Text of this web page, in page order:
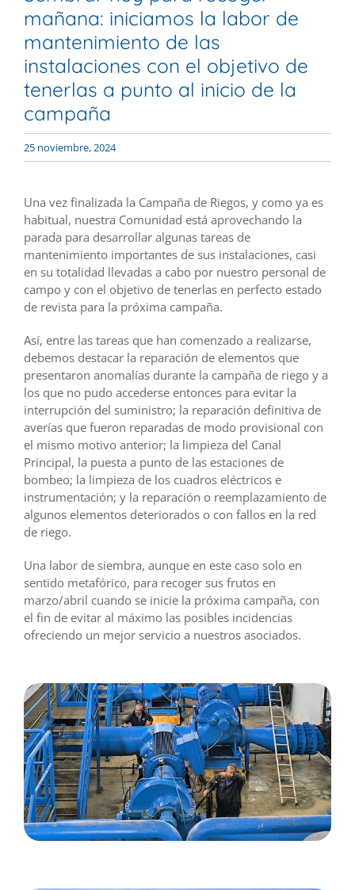
mañana: iniciamos la labor de
mantenimiento de las
instalaciones con el objetivo de
tenerlas a punto al inicio de la
campaña
25 noviembre, 2024
Una vez finalizada la Campaña de Riegos, y como ya es
habitual, nuestra Comunidad está aprovechando la
parada para desarrollar algunas tareas de
mantenimiento importantes de sus instalaciones, casi
en su totalidad llevadas a cabo por nuestro personal de
campo y con el objetivo de tenerlas en perfecto estado
de revista para la próxima campaña.
Así, entre las tareas que han comenzado a realizarse,
debemos destacar la reparación de elementos que
presentaron anomalías durante la campaña de riego y a
los que no pudo accederse entonces para evitar la
interrupción del suministro; la reparación definitiva de
averías que fueron reparadas de modo provisional con
el mismo motivo anterior; la limpieza del Canal
Principal, la puesta a punto de las estaciones de
bombeo; la limpieza de los cuadros eléctricos e
instrumentación; y la reparación o reemplazamiento de
algunos elementos deteriorados o con fallos en la red
de riego.
Una labor de siembra, aunque en este caso solo en
sentido metafórico, para recoger sus frutos en
marzo/abril cuando se inicie la próxima campaña, con
el fin de evitar al máximo las posibles incidencias
ofreciendo un mejor servicio a nuestros asociados.